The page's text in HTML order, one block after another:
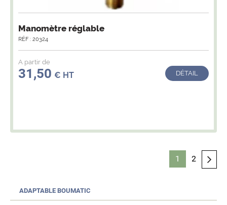
Manomètre réglable
RÉF : 20324
A partir de
31,50 € HT DÉTAIL
1 2
ADAPTABLE BOUMATIC